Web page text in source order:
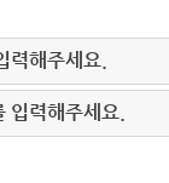
력해주세요.
입력해주세요.